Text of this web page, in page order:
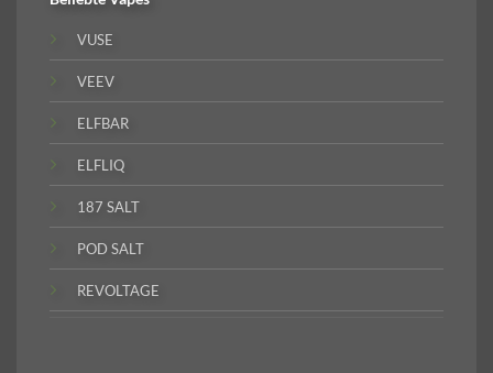
VUSE
VEEV
ELFBAR
ELFLIQ
187 SALT
POD SALT
REVOLTAGE